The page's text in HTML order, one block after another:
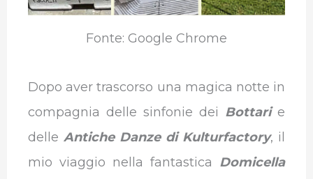
Fonte: Google Chrome
Dopo aver trascorso una magica notte in
compagnia delle sinfonie dei Bottarie
delle Antiche Danze di Kulturfactory, il
mio viaggio nella fantastica Domicella